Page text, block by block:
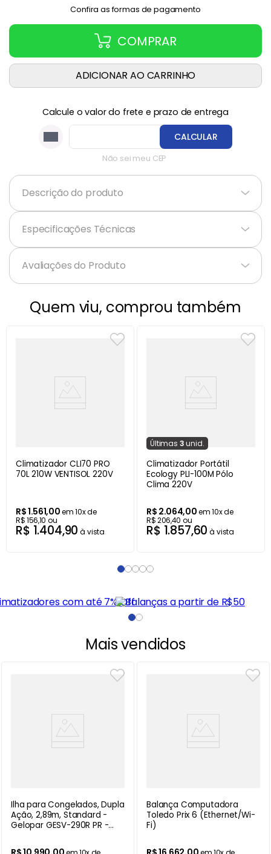
Confira as formas de pagamento
COMPRAR
ADICIONAR AO CARRINHO
Calcule o valor do frete e prazo de entrega
Não sei meu CEP
CALCULAR
Descrição do produto +
Especificações Técnicas +
Avaliações do Produto
Quem viu, comprou também
Climatizador CLI70 PRO
70L 210W VENTISOL 220V
R$1.561,00em10x de
R$156,10 ou
R$ 1.404,90 à vista
Últimas 3 unid.
Climatizador Portátil
Ecology PLI-100M Pólo
Clima 220V
R$ 2.064,00em10x de
R$206,40 ou
R$ 1.857,60 à vista
Mais vendidos
Ilha para Congelados, Dupla
Ação, 2,89m, Standard -
Gelopar GESV-290R PR -
Balança Computadora
Toledo Prix 6 (Ethernet/Wi-
Fi)